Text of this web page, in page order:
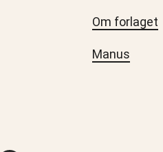
Om forlaget
Manus